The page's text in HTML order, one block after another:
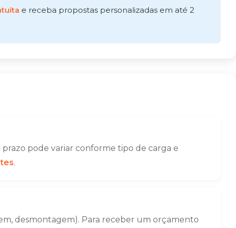
e receba propostas personalizadas em até 2
pode variar conforme tipo de carga e
.
desmontagem). Para receber um orçamento